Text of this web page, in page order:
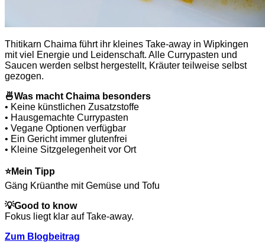
Thitikarn Chaima führt ihr kleines Take-away in Wipkingen
mit viel Energie und Leidenschaft. Alle Currypasten und
Saucen werden selbst hergestellt, Kräuter teilweise selbst
gezogen.
🍜Was macht Chaima besonders
• Keine künstlichen Zusatzstoffe
• Hausgemachte Currypasten
• Vegane Optionen verfügbar
• Ein Gericht immer glutenfrei
• Kleine Sitzgelegenheit vor Ort
⭐Mein Tipp
Gäng Krüanthe mit Gemüse und Tofu
💡Good to know
Fokus liegt klar auf Take-away.
Zum Blogbeitrag